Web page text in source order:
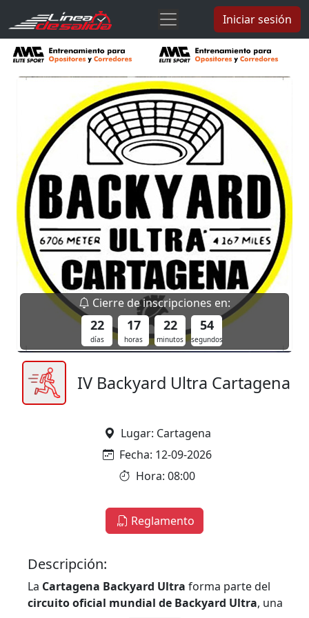
Iniciar sesión
Cierre de inscripciones en:
22
días
17
horas
22
minutos
53
segundos
IV Backyard Ultra Cartagena
Lugar: Cartagena
Fecha: 12-09-2026
Hora: 08:00
Reglamento
Descripción:
La Cartagena Backyard Ultra forma parte del
circuito oficial mundial de Backyard Ultra, una